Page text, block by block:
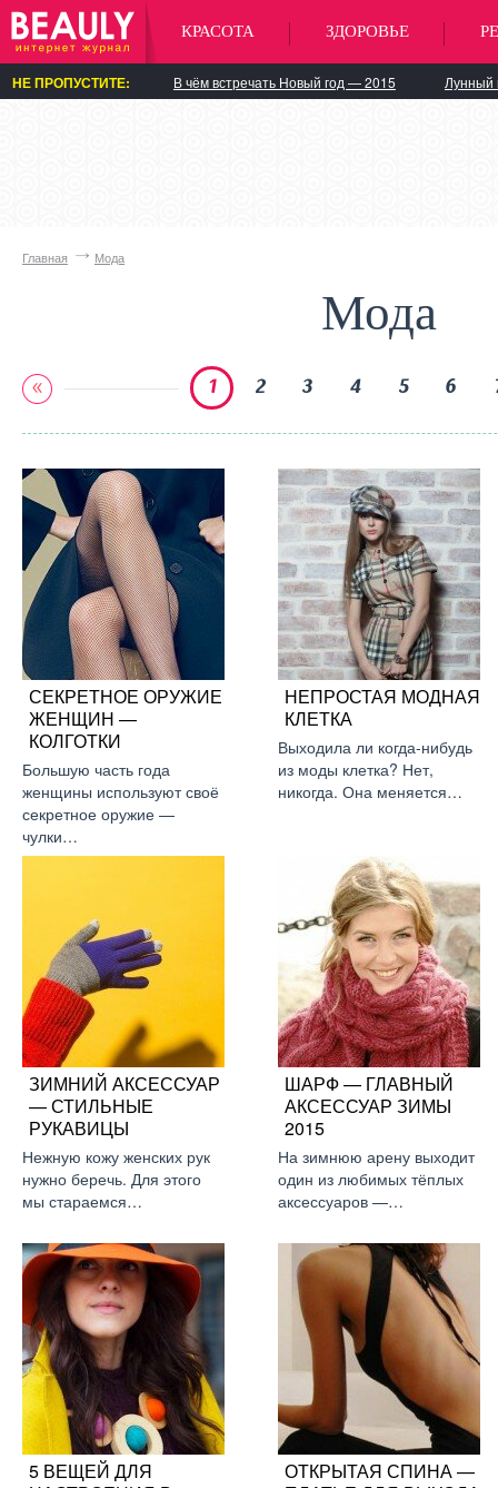
КРАСОТА ЗДОРОВЬЕ
НЕ ПРОПУСТИТЕ: В чём встречать Новый год — 2015 Лунный
Главная Мода
Мода
1 2 3 4 5 6
СЕКРЕТНОЕ ОРУЖИЕ
ЖЕНЩИН —
КОЛГОТКИ
Большую часть года
женщины используют своё
секретное оружие —
чулки…
НЕПРОСТАЯ МОДНАЯ
КЛЕТКА
Выходила ли когда-нибудь
из моды клетка? Нет,
никогда. Она меняется…
ЗИМНИЙ АКСЕССУАР
— СТИЛЬНЫЕ
РУКАВИЦЫ
Нежную кожу женских рук
нужно беречь. Для этого
мы стараемся…
ШАРФ — ГЛАВНЫЙ
АКСЕССУАР ЗИМЫ
2015
На зимнюю арену выходит
один из любимых тёплых
аксессуаров —…
5 ВЕЩЕЙ ДЛЯ
ОТКРЫТАЯ СПИНА —